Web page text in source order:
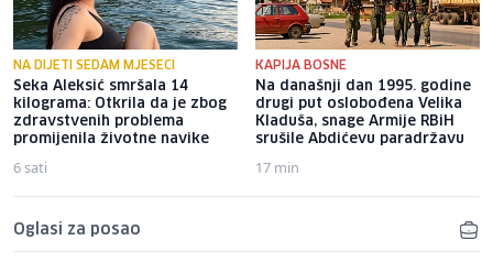
NA DIJETI SEDAM MJESECI
Seka Aleksić smršala 14
kilograma: Otkrila da je zbog
zdravstvenih problema
promijenila životne navike
6 sati
KAPIJA BOSNE
Na današnji dan 1995. godine
drugi put oslobođena Velika
Kladuša, snage Armije RBiH
srušile Abdićevu paradržavu
17 min
Oglasi za posao